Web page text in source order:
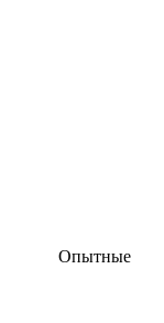
Опытные